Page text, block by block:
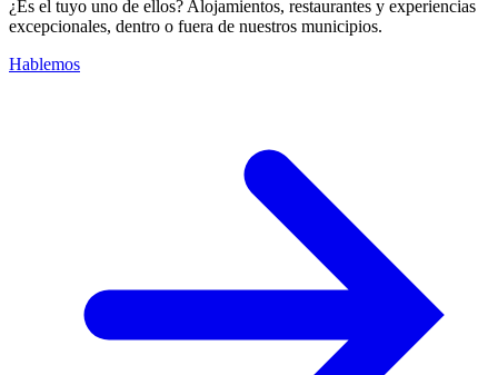
¿Es el tuyo uno de ellos? Alojamientos, restaurantes y experiencias
excepcionales, dentro o fuera de nuestros municipios.
Hablemos